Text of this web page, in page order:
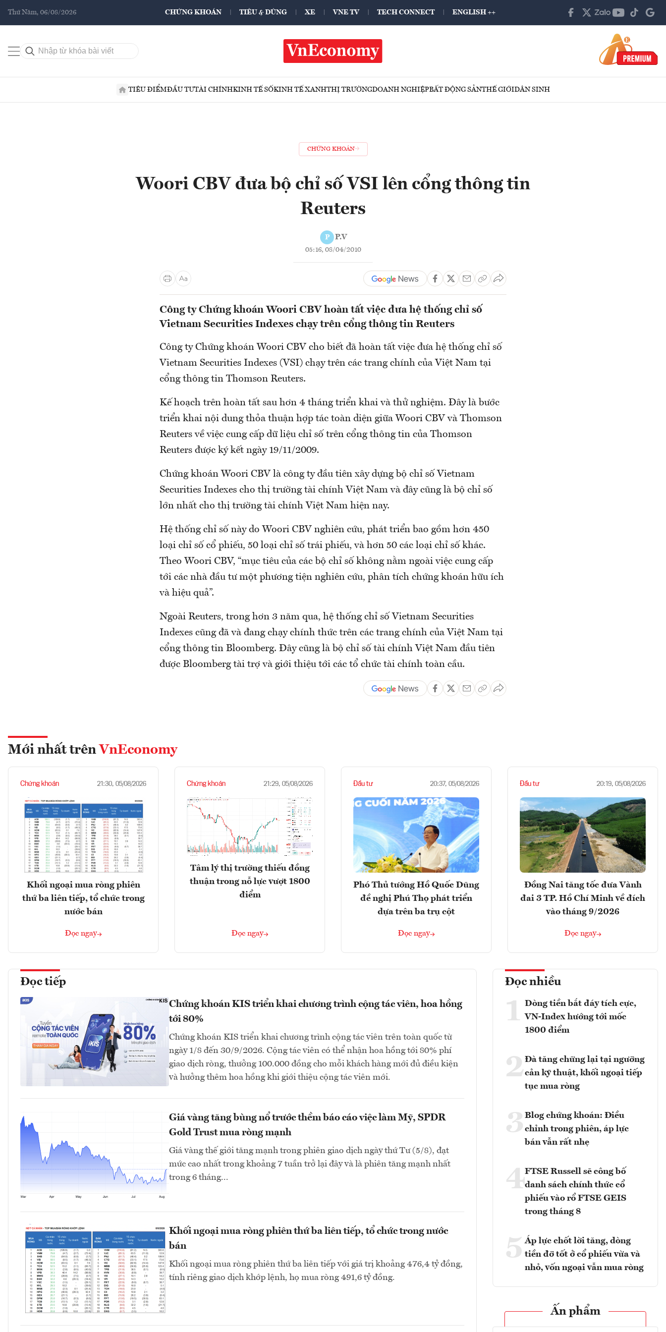
Thứ Năm, 06/08/2026 CHỨNG KHOÁN TIÊU & DÙNG XE VNE TV TECH CONNECT ENGLISH ++
TIÊU ĐIỂMĐẦU TƯTÀI CHÍNHKINH TẾ SỐKINH TẾ XANHTHỊ TRƯỜNGDOANH NGHIỆPBẤT ĐỘNG SẢNTHẾ GIỚIDÂN SINH
CHỨNG KHOÁN
Woori CBV đưa bộ chỉ số VSI lên cổng thông tin
Reuters
P P.V
05:16, 08/04/2010
Công ty Chứng khoán Woori CBV hoàn tất việc đưa hệ thống chỉ số
Vietnam Securities Indexes chạy trên cổng thông tin Reuters
Công ty Chứng khoán Woori CBV cho biết đã hoàn tất việc đưa hệ thống chỉ số
Vietnam Securities Indexes (VSI) chạy trên các trang chính của Việt Nam tại
cổng thông tin Thomson Reuters.
Kế hoạch trên hoàn tất sau hơn 4 tháng triển khai và thử nghiệm. Đây là bước
triển khai nội dung thỏa thuận hợp tác toàn diện giữa Woori CBV và Thomson
Reuters về việc cung cấp dữ liệu chỉ số trên cổng thông tin của Thomson
Reuters được ký kết ngày 19/11/2009.
Chứng khoán Woori CBV là công ty đầu tiên xây dựng bộ chỉ số Vietnam
Securities Indexes cho thị trường tài chính Việt Nam và đây cũng là bộ chỉ số
lớn nhất cho thị trường tài chính Việt Nam hiện nay.
Hệ thống chỉ số này do Woori CBV nghiên cứu, phát triển bao gồm hơn 450
loại chỉ số cổ phiếu, 50 loại chỉ số trái phiếu, và hơn 50 các loại chỉ số khác.
Theo Woori CBV, “mục tiêu của các bộ chỉ số không nằm ngoài việc cung cấp
tới các nhà đầu tư một phương tiện nghiên cứu, phân tích chứng khoán hữu ích
và hiệu quả”.
Ngoài Reuters, trong hơn 3 năm qua, hệ thống chỉ số Vietnam Securities
Indexes cũng đã và đang chạy chính thức trên các trang chính của Việt Nam tại
cổng thông tin Bloomberg. Đây cũng là bộ chỉ số tài chính Việt Nam đầu tiên
được Bloomberg tài trợ và giới thiệu tới các tổ chức tài chính toàn cầu.
Mới nhất trên VnEconomy
Chứng khoán 21:30, 05/08/2026
Khối ngoại mua ròng phiên
thứ ba liên tiếp, tổ chức trong
nước bán
Đọc ngay
Chứng khoán 21:29, 05/08/2026
Tâm lý thị trường thiếu đồng
thuận trong nỗ lực vượt 1800
điểm
Đọc ngay
Đầu tư 20:37, 05/08/2026
Phó Thủ tướng Hồ Quốc Dũng
đề nghị Phú Thọ phát triển
dựa trên ba trụ cột
Đọc ngay
Đầu tư 20:19, 05/08/2026
Đồng Nai tăng tốc đưa Vành
đai 3 TP. Hồ Chí Minh về đích
vào tháng 9/2026
Đọc ngay
Đọc tiếp
Chứng khoán KIS triển khai chương trình cộng tác viên, hoa hồng
tới 80%
Chứng khoán KIS triển khai chương trình cộng tác viên trên toàn quốc từ
ngày 1/8 đến 30/9/2026. Cộng tác viên có thể nhận hoa hồng tới 80% phí
giao dịch ròng, thưởng 100.000 đồng cho mỗi khách hàng mới đủ điều kiện
và hưởng thêm hoa hồng khi giới thiệu cộng tác viên mới.
Giá vàng tăng bùng nổ trước thềm báo cáo việc làm Mỹ, SPDR
Gold Trust mua ròng mạnh
Giá vàng thế giới tăng mạnh trong phiên giao dịch ngày thứ Tư (5/8), đạt
mức cao nhất trong khoảng 7 tuần trở lại đây và là phiên tăng mạnh nhất
trong 6 tháng...
Khối ngoại mua ròng phiên thứ ba liên tiếp, tổ chức trong nước
bán
Khối ngoại mua ròng phiên thứ ba liên tiếp với giá trị khoảng 476,4 tỷ đồng,
tính riêng giao dịch khớp lệnh, họ mua ròng 491,6 tỷ đồng.
Đọc nhiều
1 Dòng tiền bắt đáy tích cực,
VN-Index hướng tới mốc
1800 điểm
2Đà tăng chững lại tại ngưỡng
cản kỹ thuật, khối ngoại tiếp
tục mua ròng
3 Blog chứng khoán: Điều
chỉnh trong phiên, áp lực
bán vẫn rất nhẹ
4FTSE Russell sẽ công bố
danh sách chính thức cổ
phiếu vào rổ FTSE GEIS
trong tháng 8
5 Áp lực chốt lời tăng, dòng
tiền đỡ tốt ở cổ phiếu vừa và
nhỏ, vốn ngoại vẫn mua ròng
Ấn phẩm